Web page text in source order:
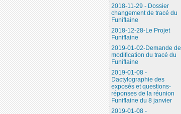
2018-11-29 - Dossier
changement de tracé du
Funiflaine
2018-12-28-Le Projet
Funiflaine
2019-01-02-Demande de
modification du tracé du
Funiflaine
2019-01-08 -
Dactylographie des
exposés et questions-
réponses de la réunion
Funiflaine du 8 janvier
2019-01-08 -